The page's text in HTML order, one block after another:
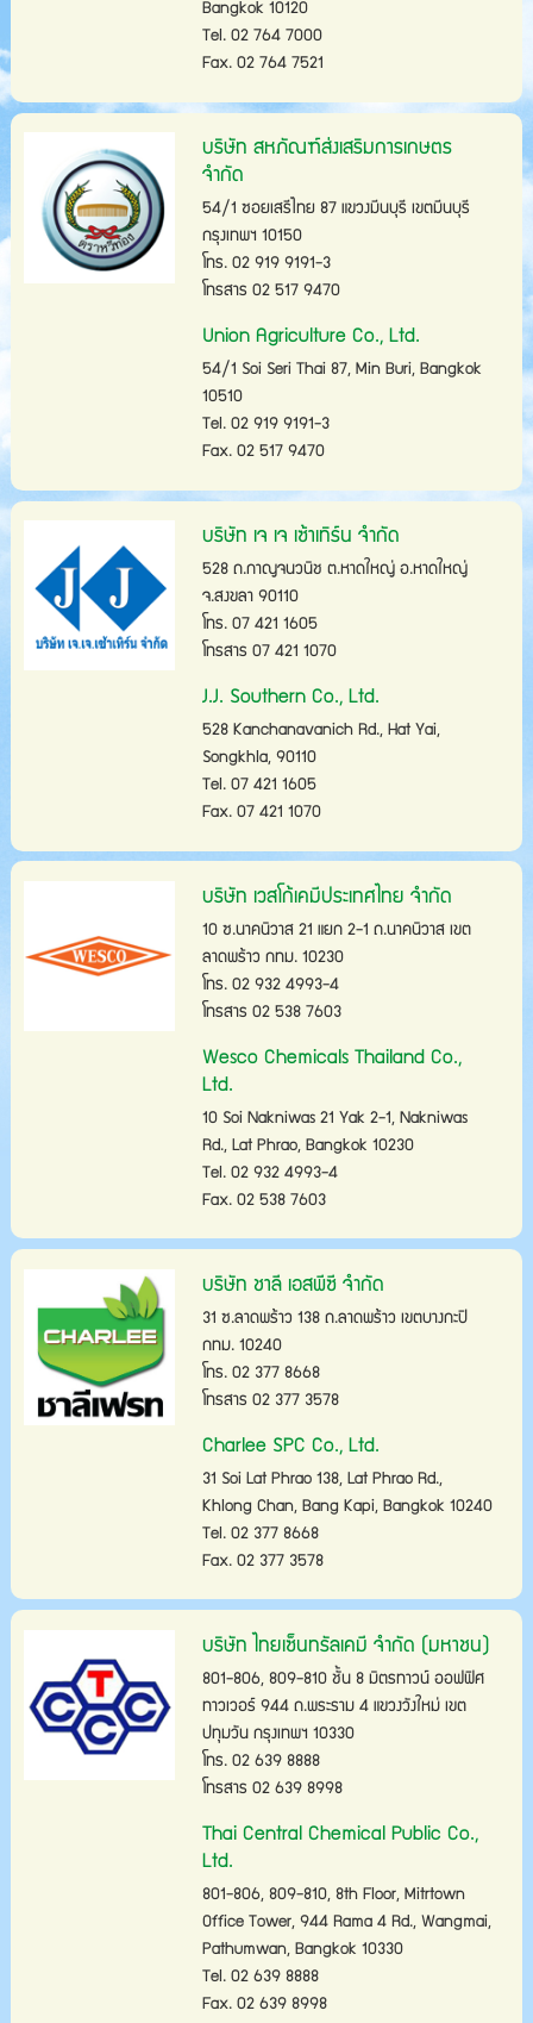
Bangkok 10120
Tel. 02 764 7000
Fax. 02 764 7521
บริษัท สหภัณฑ์ส่งเสริมการเกษตร
จำกัด
54/1 ซอยเสรีไทย 87 แขวงมีนบุรี เขตมีนบุรี
กรุงเทพฯ 10150
โทร. 02 919 9191-3
โทรสาร 02 517 9470
Union Agriculture Co., Ltd.
54/1 Soi Seri Thai 87, Min Buri, Bangkok
10510
Tel. 02 919 9191-3
Fax. 02 517 9470
บริษัท เจ เจ เซ้าเทิร์น จำกัด
528 ถ.กาญจนวนิช ต.หาดใหญ่ อ.หาดใหญ่
จ.สงขลา 90110
โทร. 07 421 1605
โทรสาร 07 421 1070
J.J. Southern Co., Ltd.
528 Kanchanavanich Rd., Hat Yai,
Songkhla, 90110
Tel. 07 421 1605
Fax. 07 421 1070
บริษัท เวสโก้เคมีประเทศไทย จำกัด
10 ซ.นาคนิวาส 21 แยก 2-1 ถ.นาคนิวาส เขต
ลาดพร้าว กทม. 10230
โทร. 02 932 4993-4
โทรสาร 02 538 7603
Wesco Chemicals Thailand Co.,
Ltd.
10 Soi Nakniwas 21 Yak 2-1, Nakniwas
Rd., Lat Phrao, Bangkok 10230
Tel. 02 932 4993-4
Fax. 02 538 7603
บริษัท ชาลี เอสพีซี จำกัด
31 ซ.ลาดพร้าว 138 ถ.ลาดพร้าว เขตบางกะปิ
กทม. 10240
โทร. 02 377 8668
โทรสาร 02 377 3578
Charlee SPC Co., Ltd.
31 Soi Lat Phrao 138, Lat Phrao Rd.,
Khlong Chan, Bang Kapi, Bangkok 10240
Tel. 02 377 8668
Fax. 02 377 3578
บริษัท ไทยเซ็นทรัลเคมี จำกัด (มหาชน)
801-806, 809-810 ชั้น 8 มิตรทาวน์ ออฟฟิศ
ทาวเวอร์ 944 ถ.พระราม 4 แขวงวังใหม่ เขต
ปทุมวัน กรุงเทพฯ 10330
โทร. 02 639 8888
โทรสาร 02 639 8998
Thai Central Chemical Public Co.,
Ltd.
801-806, 809-810, 8th Floor, Mitrtown
Office Tower, 944 Rama 4 Rd., Wangmai,
Pathumwan, Bangkok 10330
Tel. 02 639 8888
Fax. 02 639 8998